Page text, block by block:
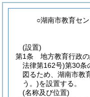
○湖南市教育セ
(設置)
第1条
地方教育行政
法律第162号)第30条
図るため、湖南市教
う。)を設置する。
(名称及び位置)